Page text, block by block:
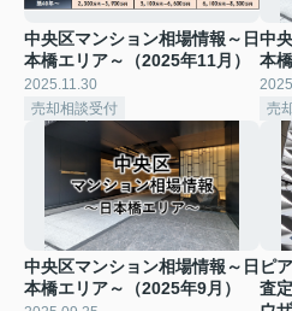
中央区マンション相場情報～日
本橋エリア～（2025年11月）
2025.11.30
売却相談受付
中
本
売
中央区マンション相場情報～日
本橋エリア～（2025年9月）
ピ
査